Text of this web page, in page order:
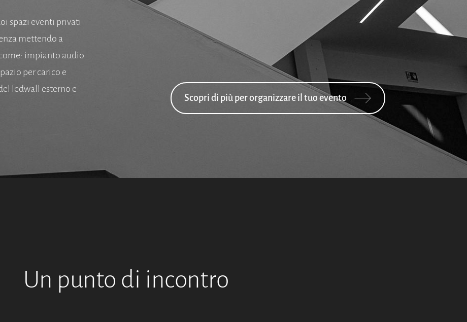
spazi eventi privati
mettendo a
impianto audio
per carico e
ledwall esterno e
Scopri di più per organizzare il tuo evento
Un punto di incontro